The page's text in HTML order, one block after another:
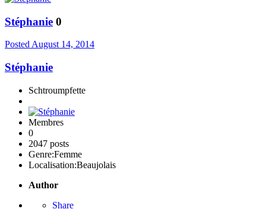
Stéphanie 0
Posted August 14, 2014
Stéphanie
Schtroumpfette
Membres
0
2047 posts
Genre:Femme
Localisation:Beaujolais
Author
Share